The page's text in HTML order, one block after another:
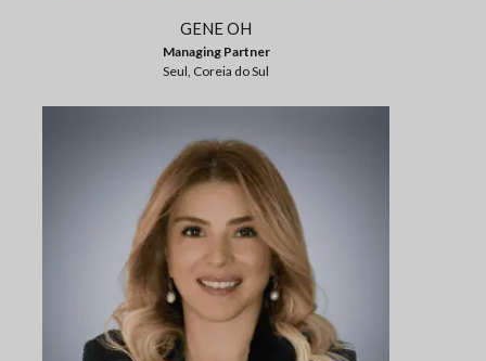
GENE OH
Managing Partner
Seul, Coreia do Sul